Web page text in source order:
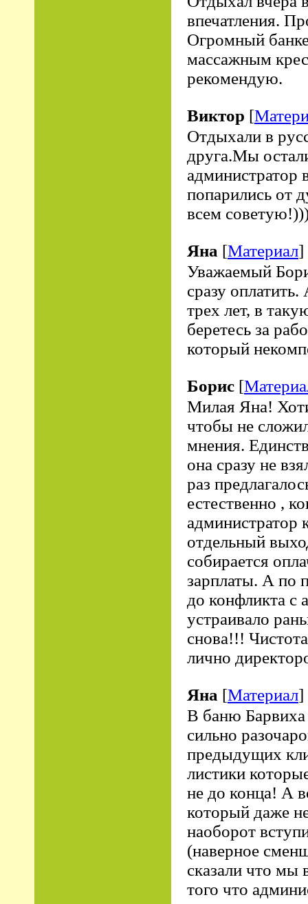
впечатления.
Огромный
массажным
рекомендую.
Виктор [
Отдыхали в
друга.Мы
администратор
попарились от
всем
Яна [Материал]
Уважаемый
сразу
трех лет, в
беретесь за
который
Борис [
Милая Яна!
чтобы не
мнения.
она сразу не
раз
естественно ,
администратор
отдельный
собирается
зарплаты. А по
до конфликта с
устраивало
снова!!!
лично
Яна [Материал]
В баню Барвиха
сильно
предыдущих
листики
не до конца! А
который даже
наоборот
(наверное
сказали что
того что